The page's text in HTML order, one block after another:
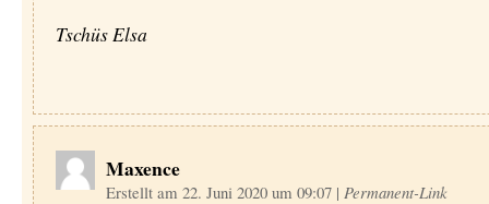
Tschüs Elsa
Maxence
Erstellt am 22. Juni 2020 um 09:07 | Permanent-Link